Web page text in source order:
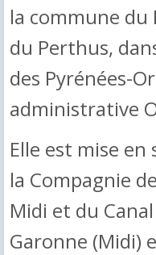
la commune du
du Perthus,
des Pyrénées-
administrative
Elle est mise
la Compagnie
Midi et du
Garonne (Midi)